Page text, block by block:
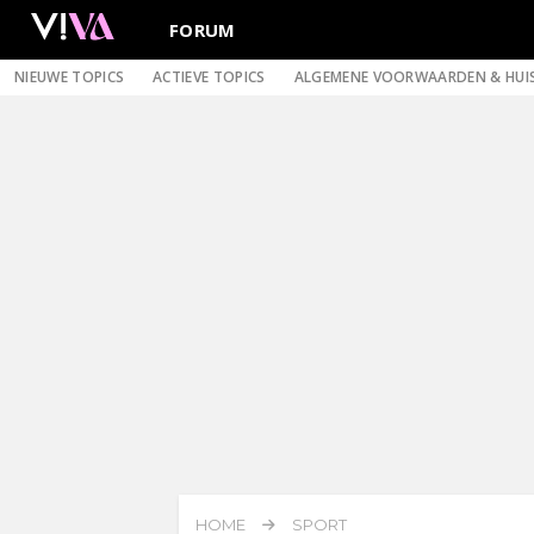
FORUM
NIEUWE TOPICS ACTIEVE TOPICS ALGEMENE VOORWAARDEN &
HOME SPORT